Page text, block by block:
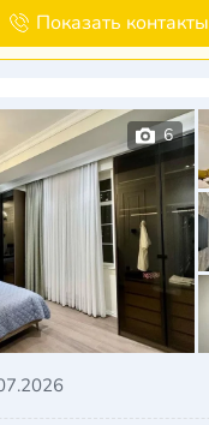
Показать контакты
6